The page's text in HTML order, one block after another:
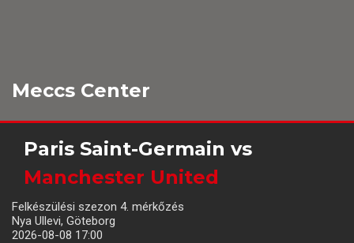
Meccs Center
Paris Saint-Germain vs
Manchester United
Felkészülési szezon 4. mérkőzés
Nya Ullevi, Göteborg
2026-08-08 17:00